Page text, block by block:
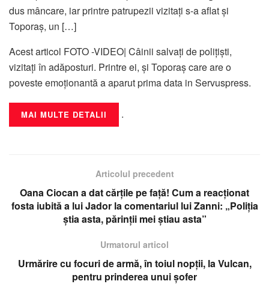
dus mâncare, iar printre patrupezii vizitați s-a aflat și
Toporaș, un […]
Acest articol FOTO -VIDEO| Câinii salvați de polițiști,
vizitați în adăposturi. Printre ei, și Toporaș care are o
poveste emoționantă a aparut prima data in Servuspress.
MAI MULTE DETALII .
Articolul precedent
Oana Ciocan a dat cărțile pe față! Cum a reacționat
fosta iubită a lui Jador la comentariul lui Zanni: „Poliția
știa asta, părinții mei știau asta”
Urmatorul articol
Urmărire cu focuri de armă, în toiul nopții, la Vulcan,
pentru prinderea unui șofer